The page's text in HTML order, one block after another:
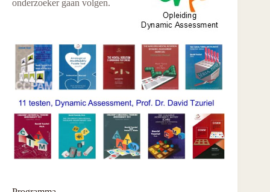
onderzoeker gaan volgen.